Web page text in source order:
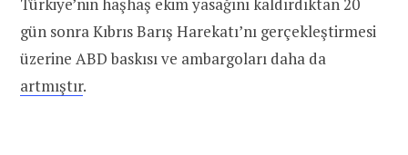
gün sonra Kıbrıs Barış Harekatı’nı gerçekleştirmesi
üzerine ABD baskısı ve ambargoları daha da
artmıştır.